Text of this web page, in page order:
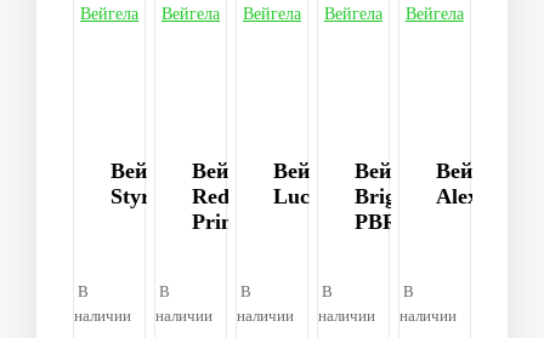
Вейгела
Styriaca
В
наличии
Вейгела
Red
Prince
В
наличии
Вейгела
Lucifer
В
наличии
Вейгела
Brigela
PBR
В
наличии
Вейгела
Alexandra
В
наличии